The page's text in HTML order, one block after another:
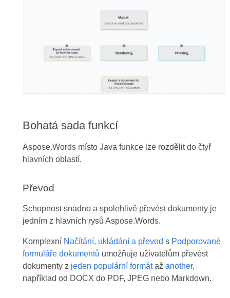
Bohatá sada funkcí
Aspose.Words místo Java funkce lze rozdělit do čtyř
hlavních oblastí.
Převod
Schopnost snadno a spolehlivě převést dokumenty je
jedním z hlavních rysů Aspose.Words.
Komplexní Načítání, ukládání a převod s Podporované
formuláře dokumentů umožňuje uživatelům převést
dokumenty z jeden populární formátaž another,
například od DOCX do PDF, JPEG nebo Markdown.